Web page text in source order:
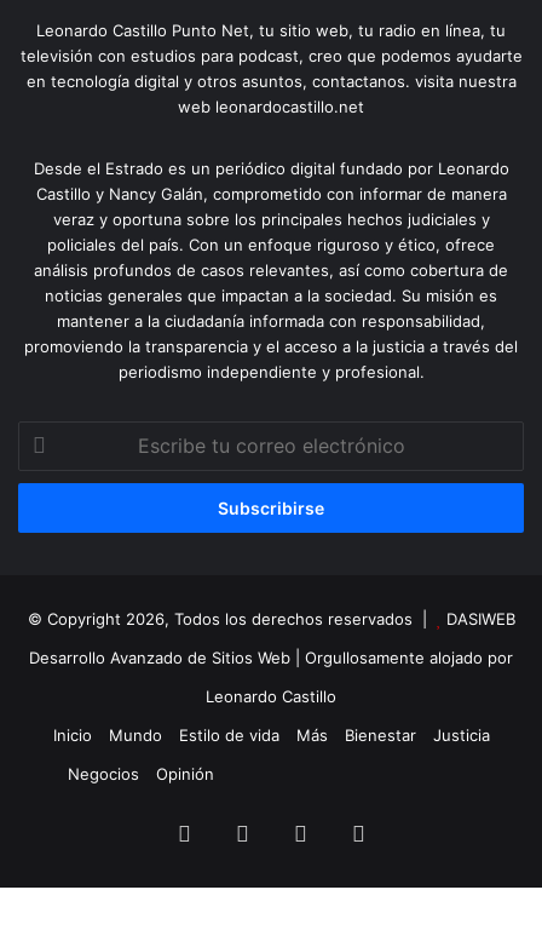
Leonardo Castillo Punto Net, tu sitio web, tu radio en línea, tu
televisión con estudios para podcast, creo que podemos ayudarte
en tecnología digital y otros asuntos, contactanos. visita nuestra
web leonardocastillo.net
Desde el Estrado es un periódico digital fundado por Leonardo
Castillo y Nancy Galán, comprometido con informar de manera
veraz y oportuna sobre los principales hechos judiciales y
policiales del país. Con un enfoque riguroso y ético, ofrece
análisis profundos de casos relevantes, así como cobertura de
noticias generales que impactan a la sociedad. Su misión es
mantener a la ciudadanía informada con responsabilidad,
promoviendo la transparencia y el acceso a la justicia a través del
periodismo independiente y profesional.
correo
© Copyright 2026, Todos los derechos reservados |
DASIWEB
Desarrollo Avanzado de Sitios Web | Orgullosamente alojado por
Leonardo Castillo
Inicio
Mundo Estilo de vida Más Bienestar
Justicia
Negocios
Opinión
Facebook YouTube